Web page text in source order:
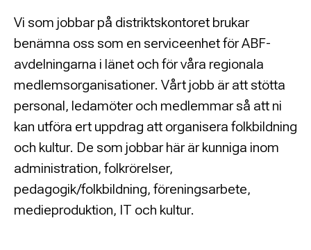
Vi som jobbar på distriktskontoret brukar
benämna oss som en serviceenhet för ABF-
avdelningarna i länet och för våra regionala
medlemsorganisationer. Vårt jobb är att stötta
personal, ledamöter och medlemmar så att ni
kan utföra ert uppdrag att organisera folkbildning
och kultur. De som jobbar här är kunniga inom
administration, folkrörelser,
pedagogik/folkbildning, föreningsarbete,
medieproduktion, IT och kultur.